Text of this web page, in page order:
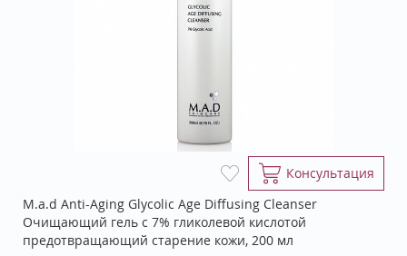
Консультация
M.a.d Anti-Aging Glycolic Age Diffusing Cleanser
Очищающий гель с 7% гликолевой кислотой
предотвращающий старение кожи, 200 мл